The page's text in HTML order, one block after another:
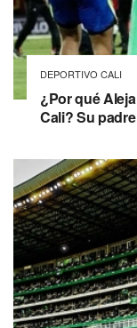
DEPORTIVO CALI
¿Por qué
Cali? Su